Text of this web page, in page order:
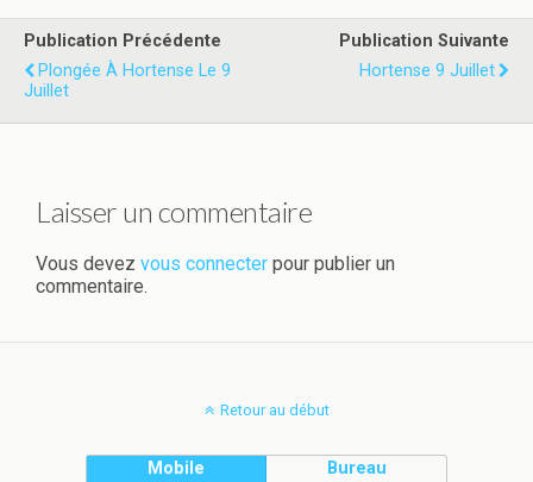
Publication Précédente
Plongée À Hortense Le 9
Juillet
Publication Suivante
Hortense 9 Juillet
Laisser un commentaire
Vous devez vous connecter pour publier un
commentaire.
Retour au début
Mobile Bureau